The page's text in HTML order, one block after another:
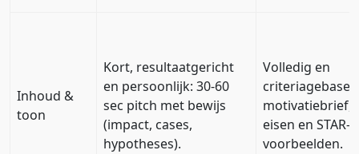
Inhoud &
toon
Kort, resultaatgericht
en persoonlijk: 30-60
sec pitch met bewijs
(impact, cases,
hypotheses).
Volledig en
motivatiebrief,
eisen en STAR-
voorbeelden.